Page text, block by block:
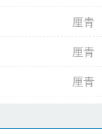
厘青
厘青
厘青